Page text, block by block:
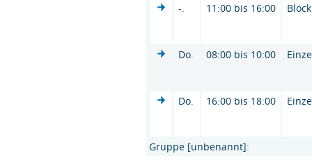
-. 11:00 bis 16:00 Block
Do. 08:00 bis 10:00
Do. 16:00 bis 18:00
Gruppe [unbenannt]: